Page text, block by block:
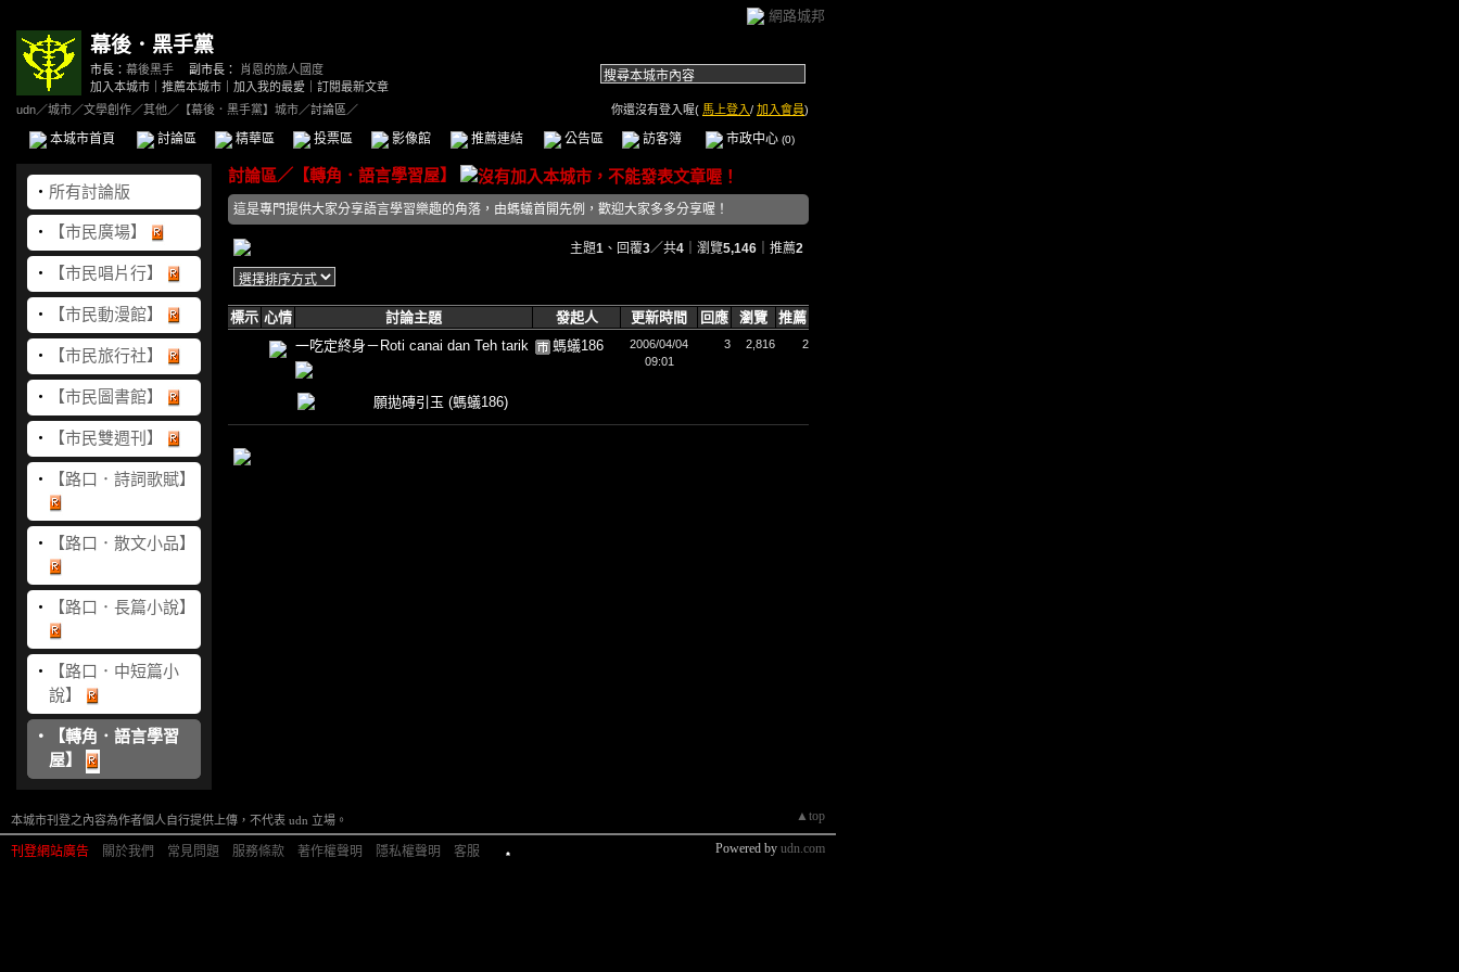
網路城邦
幕後．黑手黨
市長： 幕後黑手 副市長：
肖恩的旅人國度
加入本城市
推薦本城市 加入我的最愛
訂閱最新文章
udn／城市／文學創作／其他／ 【幕後．黑手黨】城市／討論區／ 你還沒有登入喔( 馬上登入/ 加入會員)
本城市首頁 討論區 精華區 投票區 影像館 推薦連結 公告區 訪客簿 市政中心 (0)
‧ 所有討論版
‧ 【市民廣場】
‧ 【市民唱片行】
‧ 【市民動漫館】
‧ 【市民旅行社】
‧ 【市民圖書館】
‧ 【市民雙週刊】
‧ 【路口．詩詞歌賦】
‧ 【路口．散文小品】
‧ 【路口．長篇小說】
‧
【路口．中短篇小
說】
‧
【轉角．語言學習
屋】
討論區／ 【轉角．語言學習屋】
這是專門提供大家分享語言學習樂趣的角落，由螞蟻首開先例，歡迎大家多多分享喔！
主題1 、回覆3／共4 ｜瀏覽5,146 ｜推薦2
標示 心情 討論主題 發起人 更新時間 回應 瀏覽
推薦
一吃定終身－Roti canai dan Teh tarik
願拋磚引玉 (螞蟻186)
螞蟻186
2006/04/04
09:01
3 2,816 2
▲top
本城市刊登之內容為作者個人自行提供上傳，不代表 udn 立場。
刊登網站廣告 關於我們 常見問題 服務條款 著作權聲明 隱私權聲明 客服 Powered by udn.com